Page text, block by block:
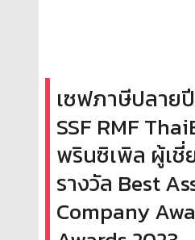
เซฟภาษีปลา
SSF RMF
พรินซิเพิล ผู้เ
รางวัล Best
Company